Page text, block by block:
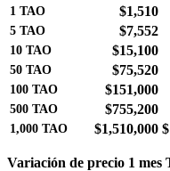
1 TAO $1,510
5 TAO $7,552
10 TAO $15,100
50 TAO $75,520
100 TAO $151,000
500 TAO $755,200
1,000 TAO $1,510,000
Variación de precio 1 mes